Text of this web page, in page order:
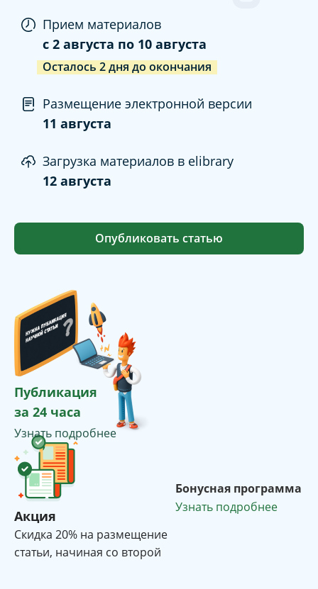
Прием материалов
c 2 августа по 10 августа
Осталось 2дня до окончания
Размещение электронной версии
11 августа
Загрузка материалов в elibrary
12 августа
Опубликовать статью
Публикация
за 24 часа
Узнать подробнее
Акция
Cкидка 20% на размещение
статьи, начиная со второй
Бонусная программа
Узнать подробнее